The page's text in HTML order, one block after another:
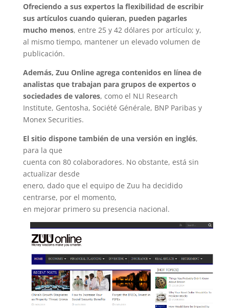
Ofreciendo a sus expertos la flexibilidad de escribir
sus artículos cuando quieran, pueden pagarles
mucho menos, entre 25 y 42 dólares por artículo; y,
al mismo tiempo, mantener un elevado volumen de
publicación.
Además, Zuu Online agrega contenidos en línea de
analistas que trabajan para grupos de expertos o
sociedades de valores, como el NLI Research
Institute, Gentosha, Société Générale, BNP Paribas y
Monex Securities.
El sitio dispone también de una versión en inglés,
para la que
cuenta con 80 colaboradores. No obstante, está sin
actualizar desde
enero, dado que el equipo de Zuu ha decidido
centrarse, por el momento,
en mejorar primero su presencia nacional.